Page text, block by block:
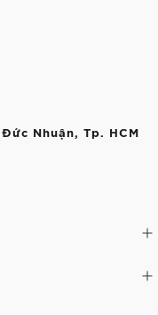
Nhuận, Tp. HCM